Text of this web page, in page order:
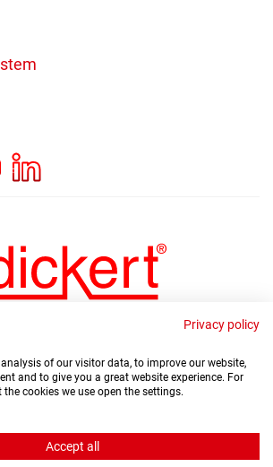
Electronic GmbH 2026
Datenschutz
Privacy policy
of our visitor data, to improve our website,
and to give you a great website experience. For
cookies we use open the settings.
Accept all